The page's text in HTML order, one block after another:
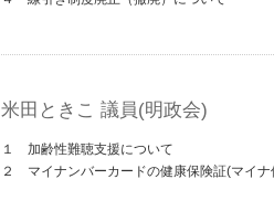
米田ときこ 議員(明政会)
１ 加齢性難聴支援について
２ マイナンバーカードの健康保険証(マイナ